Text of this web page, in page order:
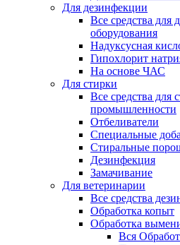
Для дезинфекции
Все средства для
оборудования
Надуксусная
Гипохлорит
На основе ЧАС
Для стирки
Все средства для
промышленности
Отбеливатели
Специальные
Стиральные
Дезинфекция
Замачивание
Для ветеринарии
Все средства
Обработка копыт
Обработка
Вся